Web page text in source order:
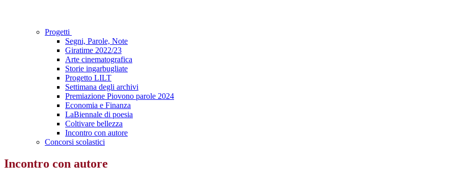
Progetti
Segni, Parole, Note
Giratime 2022/23
Arte cinematografica
Storie ingarbugliate
Progetto LILT
Settimana degli archivi
Premiazione Piovono parole 2024
Economia e Finanza
LaBiennale di poesia
Coltivare bellezza
Incontro con autore
Concorsi scolastici
Incontro con autore